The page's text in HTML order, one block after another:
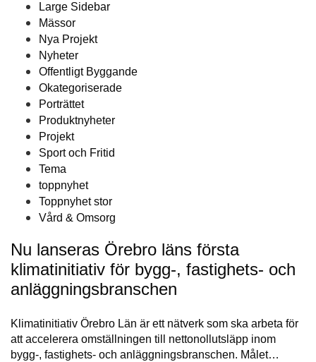
Large Sidebar
Mässor
Nya Projekt
Nyheter
Offentligt Byggande
Okategoriserade
Porträttet
Produktnyheter
Projekt
Sport och Fritid
Tema
toppnyhet
Toppnyhet stor
Vård & Omsorg
Nu lanseras Örebro läns första
klimatinitiativ för bygg-, fastighets- och
anläggningsbranschen
Klimatinitiativ Örebro Län är ett nätverk som ska arbeta för
att accelerera omställningen till nettonollutsläpp inom
bygg-, fastighets- och anläggningsbranschen. Målet…